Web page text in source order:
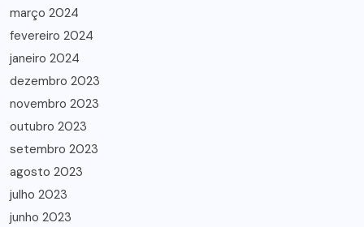
março 2024
fevereiro 2024
janeiro 2024
dezembro 2023
novembro 2023
outubro 2023
setembro 2023
agosto 2023
julho 2023
junho 2023